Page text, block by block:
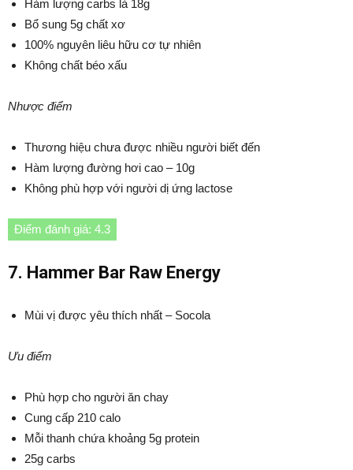
Hàm lượng carbs là 18g
Bổ sung 5g chất xơ
100% nguyên liêu hữu cơ tự nhiên
Không chất béo xấu
Nhược điểm
Thương hiệu chưa được nhiều người biết đến
Hàm lượng đường hơi cao – 10g
Không phù hợp với người dị ứng lactose
Điểm đánh giá: 4.3
7. Hammer Bar Raw Energy
Mùi vị được yêu thích nhất – Socola
Ưu điểm
Phù hợp cho người ăn chay
Cung cấp 210 calo
Mỗi thanh chứa khoảng 5g protein
25g carbs